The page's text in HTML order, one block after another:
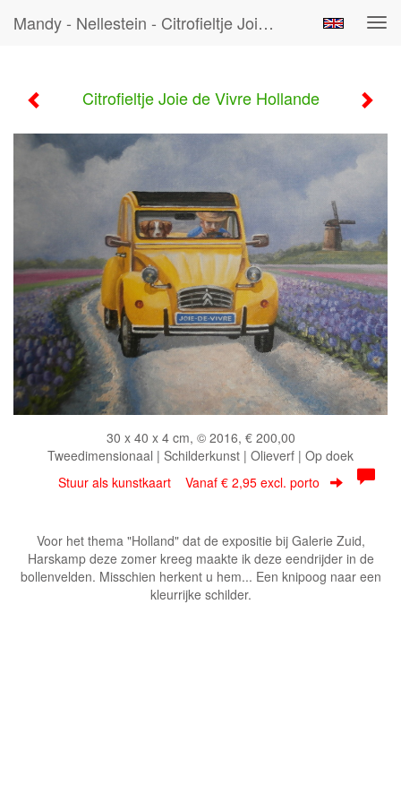
Mandy - Nellestein - Citrofieltje Joie De Vivre Hollande
Citrofieltje Joie de Vivre Hollande
30 x 40 x 4 cm, © 2016, € 200,00
Tweedimensionaal | Schilderkunst | Olieverf | Op doek
Stuur als kunstkaart Vanaf € 2,95 excl. porto
Voor het thema "Holland" dat de expositie bij Galerie Zuid,
Harskamp deze zomer kreeg maakte ik deze eendrijder in de
bollenvelden. Misschien herkent u hem... Een knipoog naar een
kleurrijke schilder.